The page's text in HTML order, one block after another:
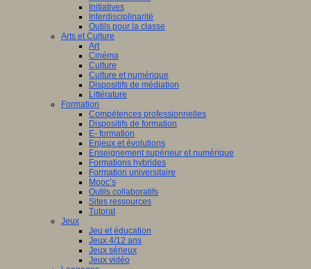
Initiatives
Interdisciplinarité
Outils pour la classe
Arts et Culture
Art
Cinéma
Culture
Culture et numérique
Dispositifs de médiation
Littérature
Formation
Compétences professionnelles
Dispositifs de formation
E- formation
Enjeux et évolutions
Enseignement supérieur et numérique
Formations hybrides
Formation universitaire
Mooc’s
Outils collaboratifs
Sites ressources
Tutorat
Jeux
Jeu et éducation
Jeux 4/12 ans
Jeux sérieux
Jeux vidéo